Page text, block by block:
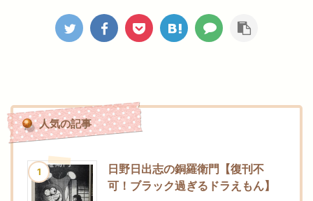
人気の記事
1
日野日出志の銅羅衛門【復刊不
可！ブラック過ぎるドラえもん】